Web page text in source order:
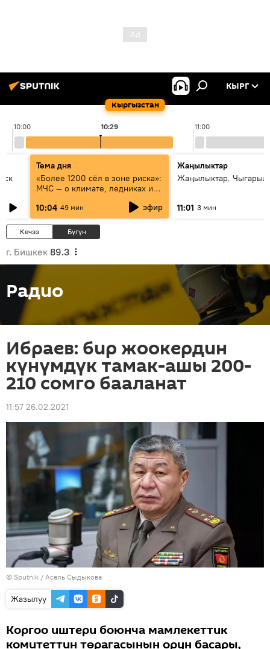
Кыргызстан
КЫРГ
10:00 11:00
10:29
Тема дня
«Более 1200 сёл в зоне риска»:
МЧС — о климате, ледниках и
населения
10:04 49 мин эфир
Жаңылыктар
Жаңылыктар.
11:01 3 мин
Кечээ Бүгүн
г. Бишкек 89.3
Радио
Ибраев: бир жоокердин
күнүмдүк тамак-ашы 200-
210 сомго бааланат
11:57 26.02.2021
© Sputnik / Асель Сыдыкова
Жазылуу
Коргоо иштери боюнча мамлекеттик
комитеттин төрагасынын орун басары,